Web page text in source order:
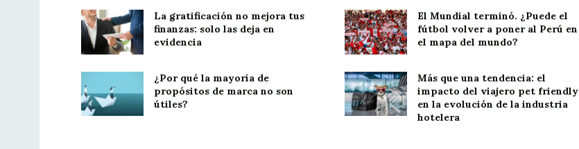
La gratificación no mejora tus
finanzas: solo las deja en
evidencia
El Mundial terminó. ¿Puede el
fútbol volver a poner al Perú en
el mapa del mundo?
¿Por qué la mayoría de
propósitos de marca no son
útiles?
Más que una tendencia: el
impacto del viajero pet friendly
en la evolución de la industria
hotelera